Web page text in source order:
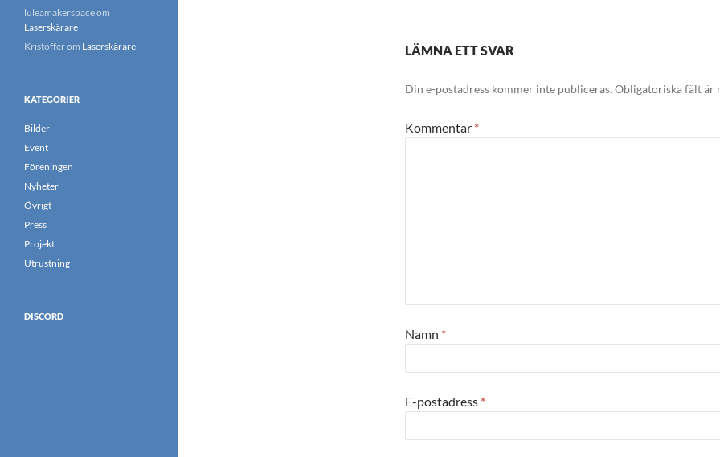
LÄMNA ETT SVAR
Din e-postadress kommer inte publiceras. Obligatoriska fält är
Kommentar *
Namn *
E-postadress *
luleamakerspaceom
Laserskärare
Kristofferom Laserskärare
KATEGORIER
Bilder
Event
Föreningen
Nyheter
Övrigt
Press
Projekt
Utrustning
DISCORD